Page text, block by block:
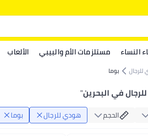
النساء مستلزمات الأم والبيبي الألعاب
بوما
في البحرين"
الحجم هودي للرجال بوما